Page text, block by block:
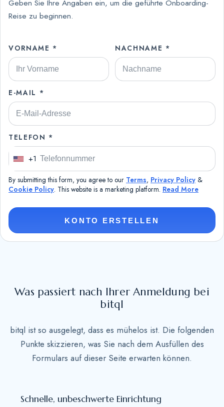
Geben Sie Ihre Angaben ein, um die geführte Onboarding-
Reise zu beginnen.
VORNAME * NACHNAME *
E-MAIL *
TELEFON *
U
n
i
S
e
1
+1
By submitting this form, you agree to our Terms, Privacy Policy &
Cookie Policy. This website is a marketing platform. Read More
KONTO ERSTELLEN
Was passiert nach Ihrer Anmeldung bei
bitql
bitql ist so ausgelegt, dass es mühelos ist. Die folgenden
Punkte skizzieren, was Sie nach dem Ausfüllen des
Formulars auf dieser Seite erwarten können.
Schnelle, unbeschwerte Einrichtung